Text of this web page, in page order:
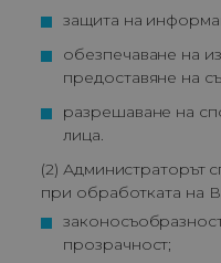
защита на
обезпечаване на
предоставяне на
разрешаване на
лица.
(2) Администраторът
при обработката на
прозрачност;